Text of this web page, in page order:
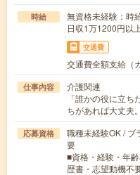
時給
無資格未経験：
日収1万1200円以
交通費
交通費全額支給（
仕事内容
介護関連
「誰かの役に立
ちがあれば大丈夫
応募資格
職種未経験OK / ブ
要
■資格・経験・年
歴書・志望動機不